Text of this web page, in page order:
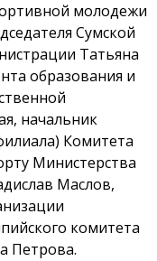
молодежи
Сумской
Татьяна
образования и
начальник
Комитета
Министерства
Маслов,
комитета
Петрова.